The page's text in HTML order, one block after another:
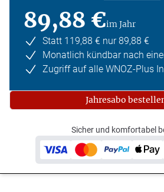
89,88 €im Jahr
Statt 119,88 € nur 89,88 €
Monatlich kündbar nach
Zugriff auf alle WNOZ-Plus
Jahresabo
Sicher und komfortabel